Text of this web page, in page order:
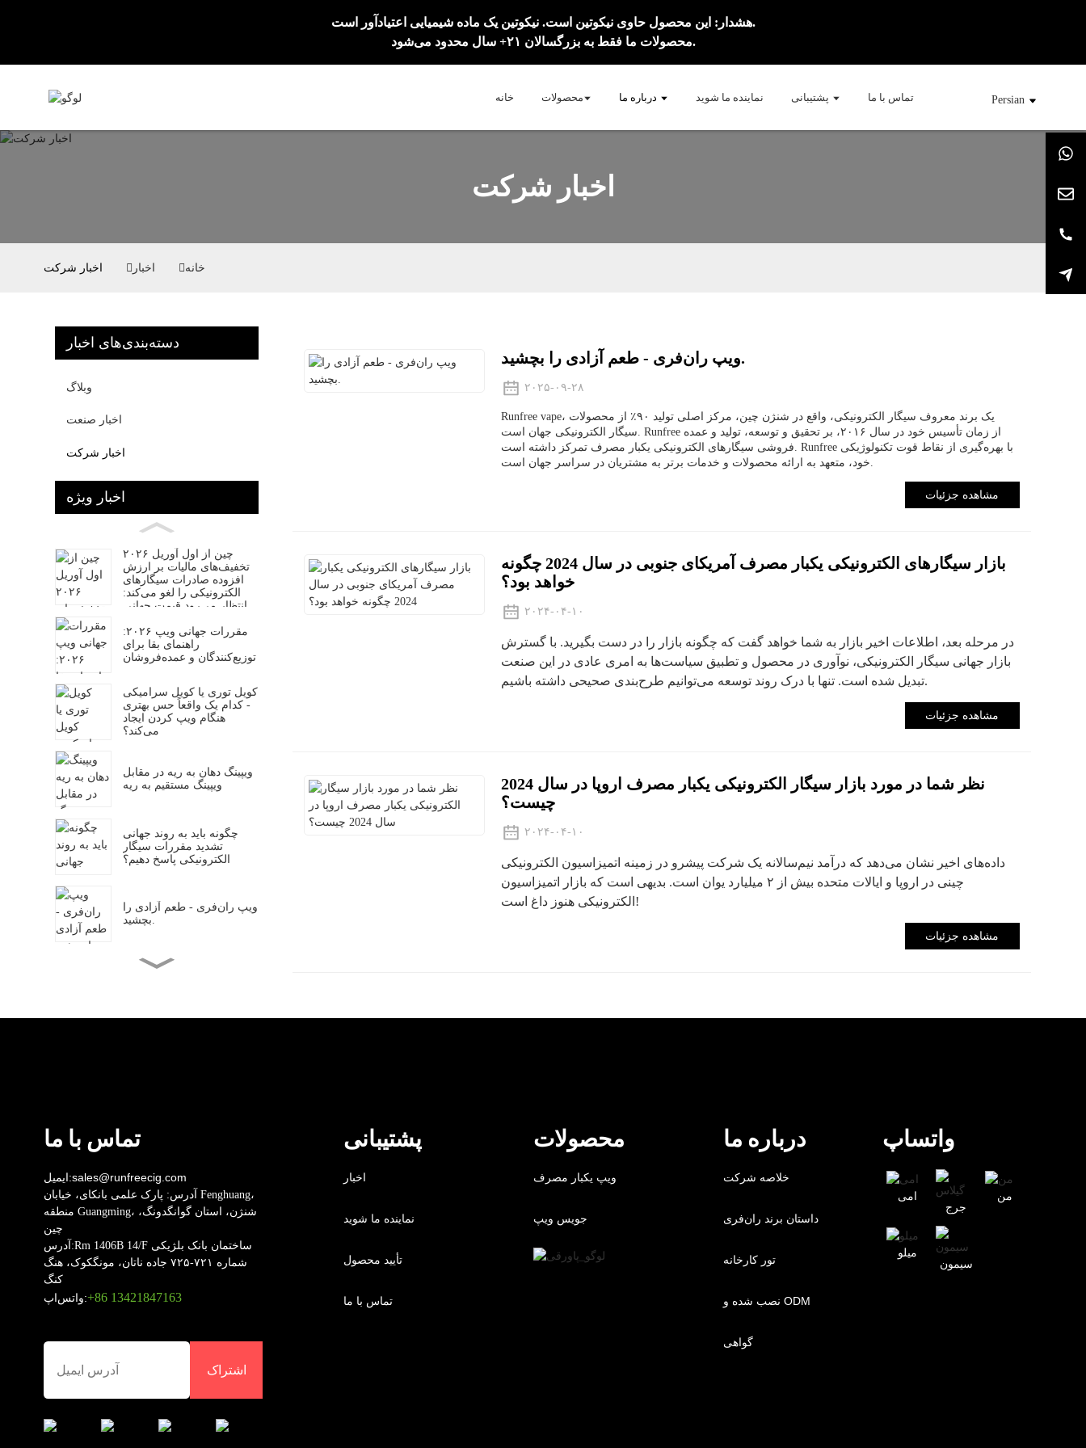
هشدار: این محصول حاوی نیکوتین است. نیکوتین یک ماده شیمیایی اعتیادآور است.
محصولات ما فقط به بزرگسالان ۲۱+ سال محدود می‌شود.
خانه محصولات درباره ما نماینده ما شوید پشتیبانی تماس با ما Persian
اخبار شرکت
خانه اخبار اخبار شرکت
دسته‌بندی‌های اخبار
وبلاگ
اخبار صنعت
اخبار شرکت
اخبار ویژه
چین از اول آوریل ۲۰۲۶
تخفیف‌های مالیات بر ارزش
افزوده صادرات سیگارهای
الکترونیکی را لغو می‌کند:
انتظار می‌رود قیمت جهانی
افزایش یابد
مقررات جهانی ویپ ۲۰۲۶:
راهنمای بقا برای
توزیع‌کنندگان و عمده‌فروشان
کویل توری یا کویل سرامیکی
- کدام یک واقعاً حس بهتری
هنگام ویپ کردن ایجاد
می‌کند؟
ویپینگ دهان به ریه در مقابل
ویپینگ مستقیم به ریه
چگونه باید به روند جهانی
تشدید مقررات سیگار
الکترونیکی پاسخ دهیم؟
ویپ ران‌فری - طعم آزادی را
بچشید.
الکترونیکی یکبار مصرف در
سال 2025
ویپ ران‌فری - طعم آزادی را بچشید.
۲۰۲۵-۰۹-۲۸
Runfree vape، یک برند معروف سیگار الکترونیکی، واقع در شنژن چین، مرکز اصلی تولید ۹۰٪ از محصولات
سیگار الکترونیکی جهان است. Runfree از زمان تأسیس خود در سال ۲۰۱۶، بر تحقیق و توسعه، تولید و عمده
فروشی سیگارهای الکترونیکی یکبار مصرف تمرکز داشته است. Runfree با بهره‌گیری از نقاط قوت تکنولوژیکی
مشاهده جزئیات
بازار سیگارهای الکترونیکی یکبار مصرف آمریکای جنوبی در سال 2024 چگونه
خواهد بود؟
۲۰۲۴-۰۴-۱۰
در مرحله بعد، اطلاعات اخیر بازار به شما خواهد گفت که چگونه بازار را در دست بگیرید. با گسترش
بازار جهانی سیگار الکترونیکی، نوآوری در محصول و تطبیق سیاست‌ها به امری عادی در این صنعت
تبدیل شده است. تنها با درک روند توسعه می‌توانیم طرح‌بندی صحیحی داشته باشیم.
مشاهده جزئیات
نظر شما در مورد بازار سیگار الکترونیکی یکبار مصرف اروپا در سال 2024
چیست؟
۲۰۲۴-۰۴-۱۰
داده‌های اخیر نشان می‌دهد که درآمد نیم‌سالانه یک شرکت پیشرو در زمینه اتمیزاسیون الکترونیکی
چینی در اروپا و ایالات متحده بیش از ۲ میلیارد یوان است. بدیهی است که بازار اتمیزاسیون
الکترونیکی هنوز داغ است!
مشاهده جزئیات
تماس با ما
ایمیل:sales@runfreecig.com
آدرس: پارک علمی بانکای، خیابان Fenghuang،
منطقه Guangming، شنژن، استان گوانگدونگ،
چین
آدرس:Rm 1406B 14/F ساختمان بانک بلژیکی
شماره ۷۲۱-۷۲۵ جاده ناتان، مونگکوک، هنگ
کنگ
واتس‌اپ:‎+86 13421847163‎
اشتراک
پشتیبانی
اخبار
نماینده ما شوید
تأیید محصول
تماس با ما
محصولات
ویپ یکبار مصرف
جویس ویپ
درباره ما
خلاصه شرکت
داستان برند ران‌فری
تور کارخانه
نصب شده و ODM
گواهی
واتساپ
امی
جرج
من
میلو
سیمون